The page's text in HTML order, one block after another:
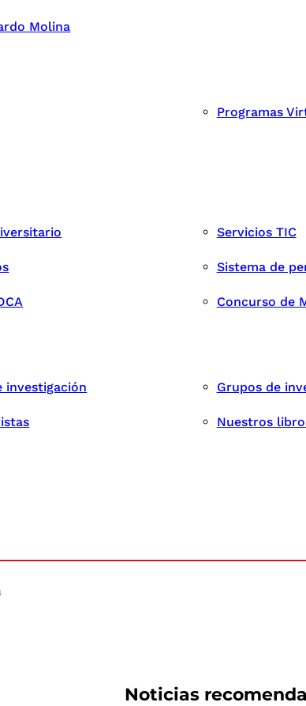
Molina
Programas
Servicios TIC
Sistema de
Concurso de
investigación Grupos de
Nuestros
Noticias